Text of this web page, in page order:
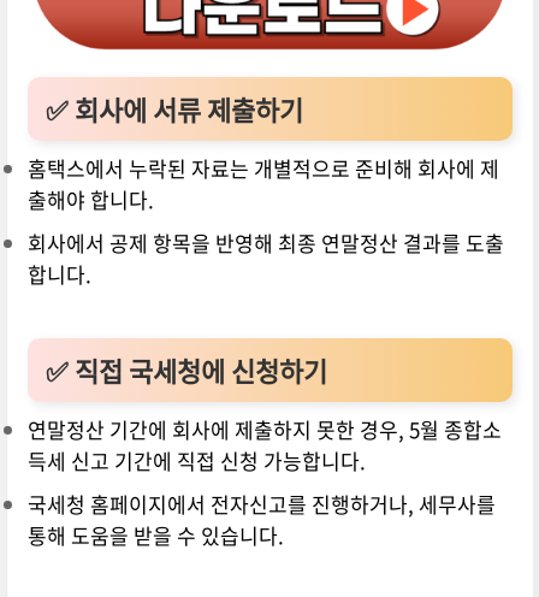
✅회사에 서류 제출하기
홈택스에서 누락된 자료는 개별적으로 준비해 회사에 제
출해야 합니다.
회사에서 공제 항목을 반영해 최종 연말정산 결과를 도출
합니다.
✅직접 국세청에 신청하기
연말정산 기간에 회사에 제출하지 못한 경우, 5월 종합소
득세 신고 기간에 직접 신청 가능합니다.
국세청 홈페이지에서 전자신고를 진행하거나, 세무사를
통해 도움을 받을 수 있습니다.